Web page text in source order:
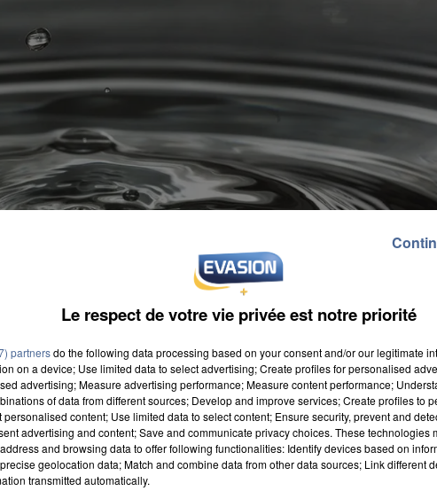
2026 « chaud, sec et très ensoleillé ». Dans les
Le respect de votre vie privée est notre priorité
partnersdo the following data processing based on your consent and/or our legitimate
on a device; Use limited data to select advertising; Create profiles for personalised
advertising; Measure advertising performance; Measure content performance;
of data from different sources; Develop and improve services; Create profiles to
personalised content; Use limited data to select content; Ensure security, prevent and
advertising and content; Save and communicate privacy choices. These technologies
and browsing data to offer following functionalities: Identify devices based on
geolocation data; Match and combine data from other data sources; Link different
transmitted automatically.